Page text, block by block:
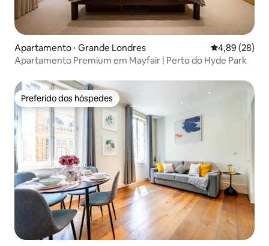
Apartamento ⋅ Grande Londres 4,89 de uma
4,89 (28)
Apartamento Premium em Mayfair | Perto do Hyde Park
Preferido dos hóspedes
Preferido dos hóspedes